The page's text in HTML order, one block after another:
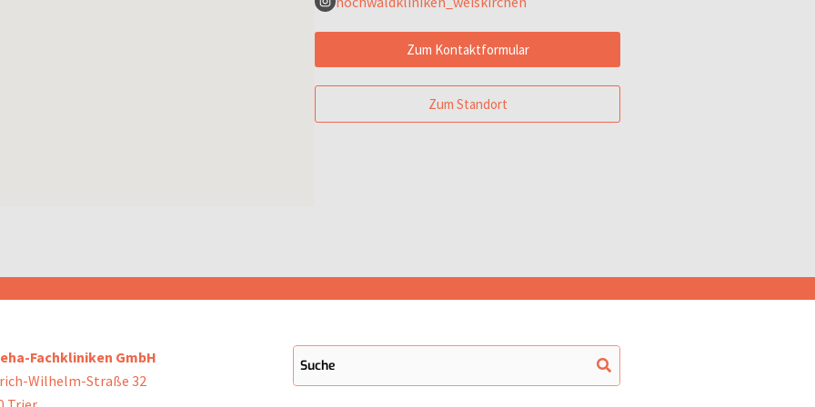
Zum Kontaktformular
Zum Standort
Fachkliniken GmbH
Wilhelm-Straße 32